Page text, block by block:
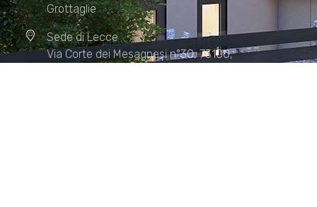
Grottaglie
Sede di Lecce
Via Corte dei Mesagnesi n°30, 73100,